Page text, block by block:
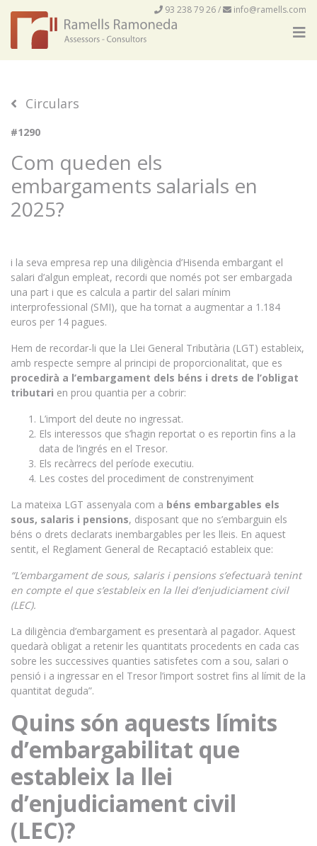
93 238 79 26/ info@ramells.com
Circulars
#1290
Com queden els
embargaments salarials en
2025?
i la seva empresa rep una diligència d’Hisenda embargant el
salari d’algun empleat, recordi que només pot ser embargada
una part i que es calcula a partir del salari mínim
interprofessional (SMI), que ha tornat a augmentar a 1.184
euros per 14 pagues.
Hem de recordar-li que la Llei General Tributària (LGT) estableix,
amb respecte sempre al principi de proporcionalitat, que es
procedirà a l’embargament dels béns i drets de l’obligat
tributari en prou quantia per a cobrir:
L’import del deute no ingressat.
Els interessos que s’hagin reportat o es reportin fins a la
data de l’ingrés en el Tresor.
Els recàrrecs del període executiu.
Les costes del procediment de constrenyiment
La mateixa LGT assenyala com a béns embargables els
sous, salaris i pensions, disposant que no s’embarguin els
béns o drets declarats inembargables per les lleis. En aquest
sentit, el Reglament General de Recaptació estableix que:
“L’embargament de sous, salaris i pensions s’efectuarà tenint
en compte el que s’estableix en la llei d’enjudiciament civil
(LEC).
La diligència d’embargament es presentarà al pagador. Aquest
quedarà obligat a retenir les quantitats procedents en cada cas
sobre les successives quanties satisfetes com a sou, salari o
pensió i a ingressar en el Tresor l’import sostret fins al límit de la
quantitat deguda”.
Quins són aquests límits
d’embargabilitat que
estableix la llei
d’enjudiciament civil
(LEC)?